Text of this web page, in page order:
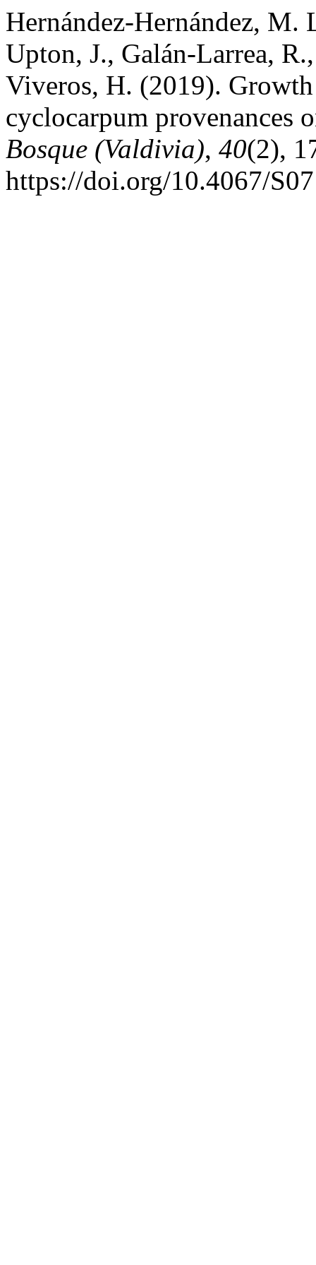
Hernández-Hernández, M.
Upton, J., Galán-Larrea,
Viveros, H. (2019).
cyclocarpum provenances
Bosque (Valdivia), 40(2),
https://doi.org/10.4067/